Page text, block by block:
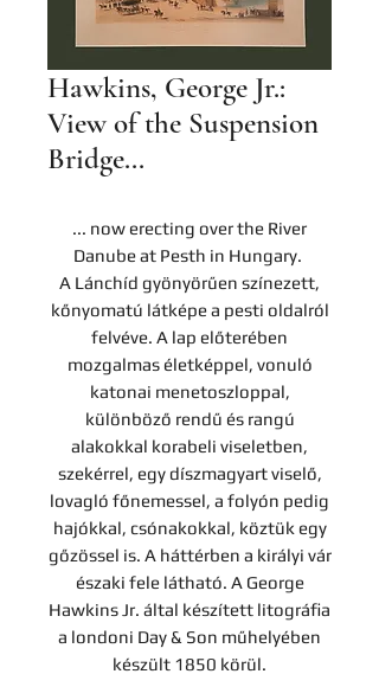
Hawkins, George Jr.:
View of the Suspension
Bridge...
... now erecting over the River
Danube at Pesth in Hungary.
A Lánchíd gyönyörűen színezett,
kőnyomatú látképe a pesti oldalról
felvéve. A lap előterében
mozgalmas életképpel, vonuló
katonai menetoszloppal,
különböző rendű és rangú
alakokkal korabeli viseletben,
szekérrel, egy díszmagyart viselő,
lovagló főnemessel, a folyón pedig
hajókkal, csónakokkal, köztük egy
gőzössel is. A háttérben a királyi vár
északi fele látható. A George
Hawkins Jr. által készített litográfia
a londoni Day & Son műhelyében
készült 1850 körül.